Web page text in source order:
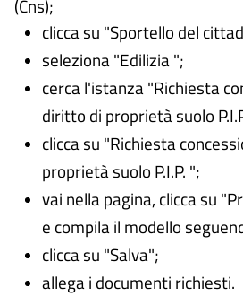
(Cns);
clicca su "Sportello del
seleziona "Edilizia ";
cerca l'istanza "Richiesta
diritto di proprietà suolo
clicca su "Richiesta
proprietà suolo P.I.P. ";
vai nella pagina, clicca su
e compila il modello
clicca su "Salva";
allega i documenti richiesti.